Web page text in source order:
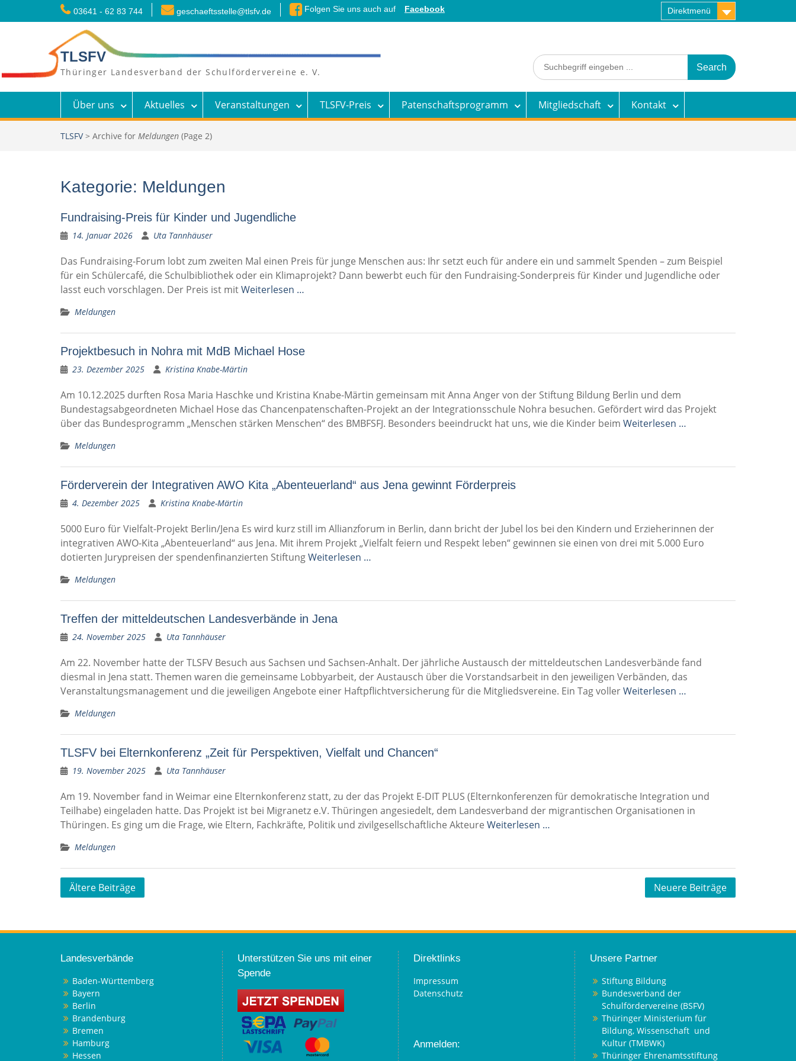
03641 - 62 83 744 geschaeftsstelle@tlsfv.de Folgen Sie uns auch auf Facebook Direktmenü
TLSFV
Thüringer Landesverband der Schulfördervereine e. V.
Search
for:
Über uns Aktuelles Veranstaltungen TLSFV-Preis Patenschaftsprogramm Mitgliedschaft Kontakt
TLSFV> Archive for Meldungen (Page 2)
Kategorie: Meldungen
Fundraising-Preis für Kinder und Jugendliche
14. Januar 2026 Uta Tannhäuser
Das Fundraising-Forum lobt zum zweiten Mal einen Preis für junge Menschen aus: Ihr setzt euch für andere ein und sammelt Spenden – zum Beispiel
für ein Schülercafé, die Schulbibliothek oder ein Klimaprojekt? Dann bewerbt euch für den Fundraising-Sonderpreis für Kinder und Jugendliche oder
lasst euch vorschlagen. Der Preis ist mitWeiterlesen …
Meldungen
Projektbesuch in Nohra mit MdB Michael Hose
23. Dezember 2025 Kristina Knabe-Märtin
Am 10.12.2025 durften Rosa Maria Haschke und Kristina Knabe-Märtin gemeinsam mit Anna Anger von der Stiftung Bildung Berlin und dem
Bundestagsabgeordneten Michael Hose das Chancenpatenschaften-Projekt an der Integrationsschule Nohra besuchen. Gefördert wird das Projekt
über das Bundesprogramm „Menschen stärken Menschen“ des BMBFSFJ. Besonders beeindruckt hat uns, wie die Kinder beim Weiterlesen …
Meldungen
Förderverein der Integrativen AWO Kita „Abenteuerland“ aus Jena gewinnt Förderpreis
4. Dezember 2025 Kristina Knabe-Märtin
5000 Euro für Vielfalt-Projekt Berlin/Jena Es wird kurz still im Allianzforum in Berlin, dann bricht der Jubel los bei den Kindern und Erzieherinnen der
integrativen AWO-Kita „Abenteuerland“ aus Jena. Mit ihrem Projekt „Vielfalt feiern und Respekt leben“ gewinnen sie einen von drei mit 5.000 Euro
dotierten Jurypreisen der spendenfinanzierten StiftungWeiterlesen …
Meldungen
Treffen der mitteldeutschen Landesverbände in Jena
24. November 2025 Uta Tannhäuser
Am 22. November hatte der TLSFV Besuch aus Sachsen und Sachsen-Anhalt. Der jährliche Austausch der mitteldeutschen Landesverbände fand
diesmal in Jena statt. Themen waren die gemeinsame Lobbyarbeit, der Austausch über die Vorstandsarbeit in den jeweiligen Verbänden, das
Veranstaltungsmanagement und die jeweiligen Angebote einer Haftpflichtversicherung für die Mitgliedsvereine. Ein Tag vollerWeiterlesen …
Meldungen
TLSFV bei Elternkonferenz „Zeit für Perspektiven, Vielfalt und Chancen“
19. November 2025 Uta Tannhäuser
Am 19. November fand in Weimar eine Elternkonferenz statt, zu der das Projekt E-DIT PLUS (Elternkonferenzen für demokratische Integration und
Teilhabe) eingeladen hatte. Das Projekt ist bei Migranetz e.V. Thüringen angesiedelt, dem Landesverband der migrantischen Organisationen in
Thüringen. Es ging um die Frage, wie Eltern, Fachkräfte, Politik und zivilgesellschaftliche Akteure Weiterlesen …
Meldungen
Beitragsnavigation
Ältere Beiträge Neuere Beiträge
Landesverbände
Baden-Württemberg
Bayern
Berlin
Brandenburg
Bremen
Hamburg
Hessen
Unterstützen Sie uns mit einer
Spende
Direktlinks
Impressum
Datenschutz
Anmelden:
Unsere Partner
Stiftung Bildung
Bundesverband der
Schulfördervereine (BSFV)
Thüringer Ministerium für
Bildung, Wissenschaft und
Kultur (TMBWK)
Thüringer Ehrenamtsstiftung